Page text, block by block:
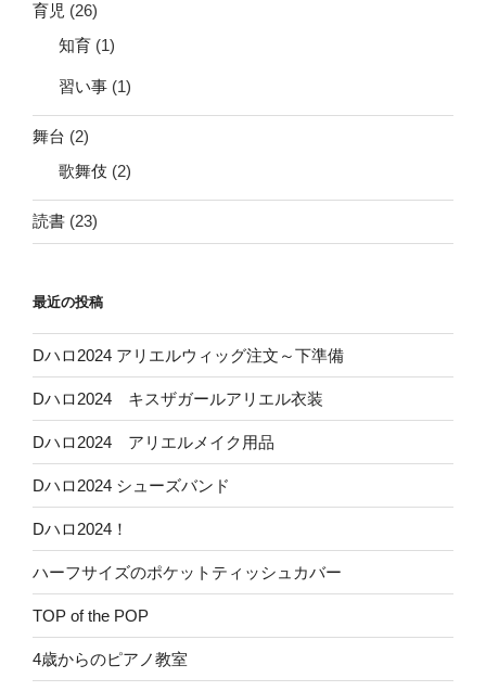
育児 (26)
知育 (1)
習い事 (1)
舞台 (2)
歌舞伎 (2)
読書 (23)
最近の投稿
Dハロ2024 アリエルウィッグ注文～下準備
Dハロ2024 キスザガールアリエル衣装
Dハロ2024 アリエルメイク用品
Dハロ2024 シューズバンド
Dハロ2024！
ハーフサイズのポケットティッシュカバー
TOP of the POP
4歳からのピアノ教室